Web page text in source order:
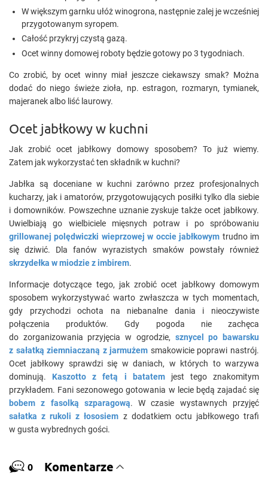
W większym garnku ułóż winogrona, następnie zalej je wcześniej
przygotowanym syropem.
Całość przykryj czystą gazą.
Ocet winny domowej roboty będzie gotowy po 3 tygodniach.
Co zrobić, by ocet winny miał jeszcze ciekawszy smak? Można
dodać do niego świeże zioła, np. estragon, rozmaryn, tymianek,
majeranek albo liść laurowy.
Ocet jabłkowy w kuchni
Jak zrobić ocet jabłkowy domowy sposobem? To już wiemy.
Zatem jak wykorzystać ten składnik w kuchni?
Jabłka są doceniane w kuchni zarówno przez profesjonalnych
kucharzy, jak i amatorów, przygotowujących posiłki tylko dla siebie
i domowników. Powszechne uznanie zyskuje także ocet jabłkowy.
Uwielbiają go wielbiciele mięsnych potraw i po spróbowaniu
grillowanej polędwiczki wieprzowej w occie jabłkowym trudno im
się dziwić. Dla fanów wyrazistych smaków powstały również
skrzydełka w miodzie z imbirem.
Informacje dotyczące tego, jak zrobić ocet jabłkowy domowym
sposobem wykorzystywać warto zwłaszcza w tych momentach,
gdy przychodzi ochota na niebanalne dania i nieoczywiste
połączenia produktów. Gdy pogoda nie zachęca
do zorganizowania przyjęcia w ogrodzie, sznycel po bawarsku
z sałatką ziemniaczaną z jarmużem smakowicie poprawi nastrój.
Ocet jabłkowy sprawdzi się w daniach, w których to warzywa
dominują. Kaszotto z fetą i batatemjest tego znakomitym
przykładem. Fani sezonowego gotowania w lecie będą zajadać się
bobem z fasolką szparagową. W czasie wystawnych przyjęć
sałatka z rukoli z łososiem z dodatkiem octu jabłkowego trafi
w gusta wybrednych gości.
0 Komentarze